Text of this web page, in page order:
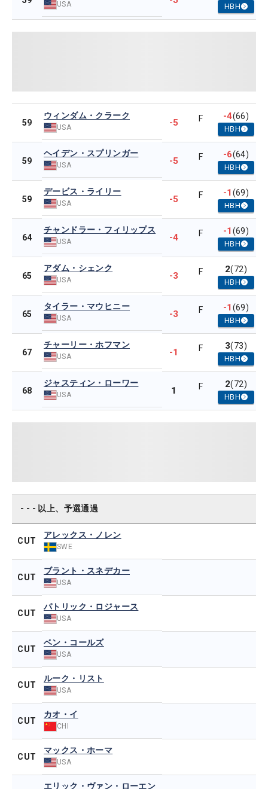
USA HBH
59
ウィンダム・クラーク
USA -5 F -4(66)
HBH
59
ヘイデン・スプリンガー
USA -5 F -6(64)
HBH
59
デービス・ライリー
USA -5 F -1(69)
HBH
64
チャンドラー・フィリップス
USA -4 F -1(69)
HBH
65
アダム・シェンク
USA -3 F 2(72)
HBH
65
タイラー・マウヒニー
USA -3 F -1(69)
HBH
67
チャーリー・ホフマン
USA -1 F 3(73)
HBH
68
ジャスティン・ローワー
USA 1 F 2(72)
HBH
- - - 以上、予選通過
CUT
アレックス・ノレン
SWE
CUT
ブラント・スネデカー
USA
CUT
パトリック・ロジャース
USA
CUT
ベン・コールズ
USA
CUT
ルーク・リスト
USA
CUT
カオ・イ
CHI
CUT
マックス・ホーマ
USA
エリック・ヴァン・ローエン